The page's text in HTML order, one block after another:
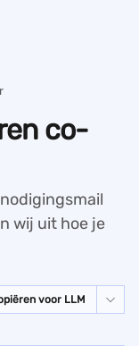
co-
wij uit hoe je
voor LLM